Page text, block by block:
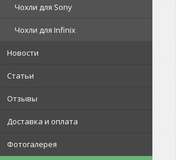
Чохли для Sony
Чохли для Infinix
Новости
Статьи
Отзывы
Доставка и оплата
Фотогалерея